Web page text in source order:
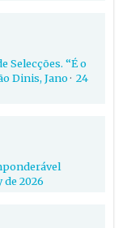
Selecções. “É o
Dinis, Jano·24
de 2026